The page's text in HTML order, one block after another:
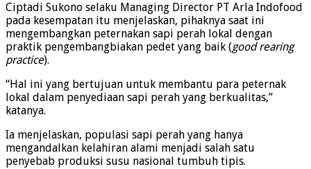
Ciptadi Sukono selaku Managing Director PT Arla Indofood
pada kesempatan itu menjelaskan, pihaknya saat ini
mengembangkan peternakan sapi perah lokal dengan
praktik pengembangbiakan pedet yang baik (good rearing
practice).
“Hal ini yang bertujuan untuk membantu para peternak
lokal dalam penyediaan sapi perah yang berkualitas,”
katanya.
Ia menjelaskan, populasi sapi perah yang hanya
mengandalkan kelahiran alami menjadi salah satu
penyebab produksi susu nasional tumbuh tipis.